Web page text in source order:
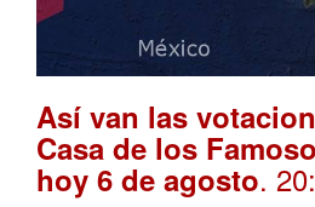
Así van las
Casa de los
hoy 6 de agosto.